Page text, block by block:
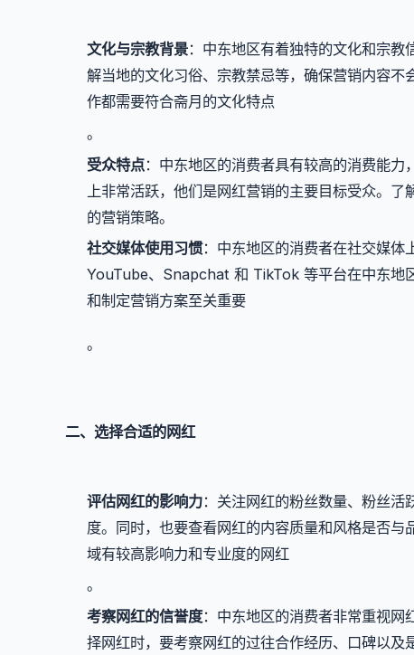
文化与宗教背景：中东地区有着独特的文化和宗
解当地的文化习俗、宗教禁忌等，确保营销内容
作都需要符合斋月的文化特点
。
受众特点：中东地区的消费者具有较高的消费能
上非常活跃，他们是网红营销的主要目标受众。
的营销策略。
社交媒体使用习惯：中东地区的消费者在社交媒体
YouTube、Snapchat 和 TikTok 等平台在中东地
和制定营销方案至关重要
。
二、选择合适的网红
评估网红的影响力：关注网红的粉丝数量、粉丝
度。同时，也要查看网红的内容质量和风格是否
域有较高影响力和专业度的网红
。
考察网红的信誉度：中东地区的消费者非常重视网
择网红时，要考察网红的过往合作经历、口碑以及